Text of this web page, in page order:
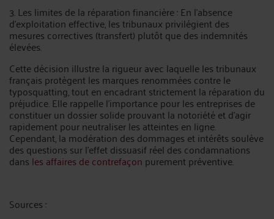
3. Les limites de la réparation financière : En l’absence
d’exploitation effective, les tribunaux privilégient des
mesures correctives (transfert) plutôt que des indemnités
élevées.
Cette décision illustre la rigueur avec laquelle les tribunaux
français protègent les marques renommées contre le
typosquatting, tout en encadrant strictement la réparation du
préjudice. Elle rappelle l’importance pour les entreprises de
constituer un dossier solide prouvant la notoriété et d’agir
rapidement pour neutraliser les atteintes en ligne.
Cependant, la modération des dommages et intérêts soulève
des questions sur l’effet dissuasif réel des condamnations
dansles affaires de contrefaçon purement préventive.
Sources :